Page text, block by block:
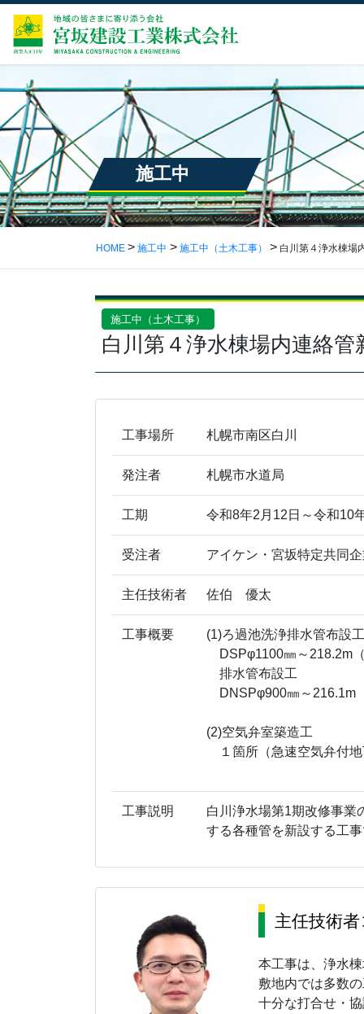
施工中
HOME 施工中 施工中（土木工事） 白川第４浄水棟場
施工中（土木工事）
白川第４浄水棟場内連絡
工事場所 札幌市南区白川
発注者 札幌市水道局
工期 令和8年2月12日～令和10
受注者 アイケン・宮坂特定共同
主任技術者 佐伯 優太
工事概要
(1)ろ過池洗浄排水管布
DSPφ1100㎜～218.2m
排水管布設工
DNSPφ900㎜～216.1m
(2)空気弁室築造工
１箇所（急速空気弁付
工事説明
白川浄水場第1期改修事業
する各種管を新設する工
主任技術
本工事は、浄水
敷地内では多数
十分な打合せ・